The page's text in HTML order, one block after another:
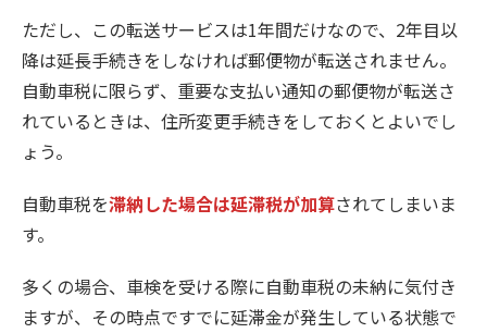
ただし、この転送サービスは1年間だけなので、2年目以
降は延長手続きをしなければ郵便物が転送されません。
自動車税に限らず、重要な支払い通知の郵便物が転送さ
れているときは、住所変更手続きをしておくとよいでし
ょう。
自動車税を滞納した場合は延滞税が加算されてしまいま
す。
多くの場合、車検を受ける際に自動車税の未納に気付き
ますが、その時点ですでに延滞金が発生している状態で